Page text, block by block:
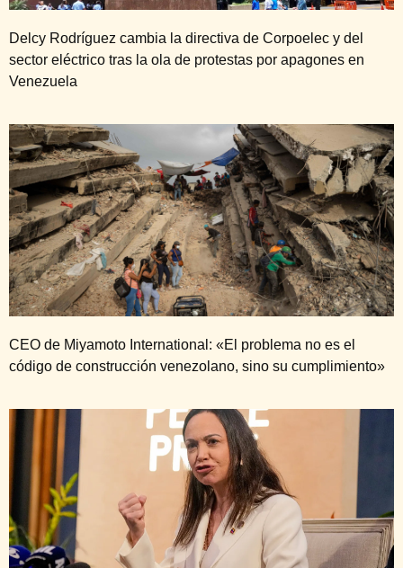
Delcy Rodríguez cambia la directiva de Corpoelec y del
sector eléctrico tras la ola de protestas por apagones en
Venezuela
CEO de Miyamoto International: «El problema no es el
código de construcción venezolano, sino su cumplimiento»